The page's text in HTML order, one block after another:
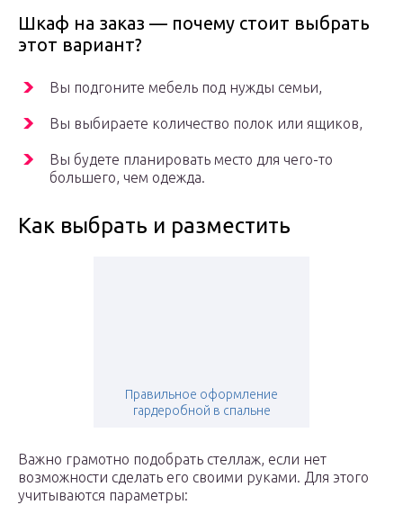
Шкаф на заказ — почему стоит выбрать
этот вариант?
Вы подгоните мебель под нужды семьи,
Вы выбираете количество полок или ящиков,
Вы будете планировать место для чего-то
большего, чем одежда.
Как выбрать и разместить
Правильное оформление
гардеробной в спальне
Важно грамотно подобрать стеллаж, если нет
возможности сделать его своими руками. Для этого
учитываются параметры: